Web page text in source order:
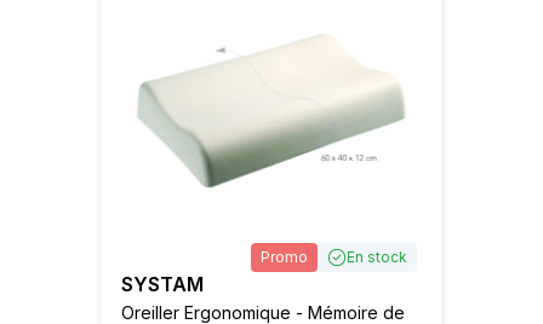
Promo En stock
SYSTAM
Oreiller Ergonomique - Mémoire de